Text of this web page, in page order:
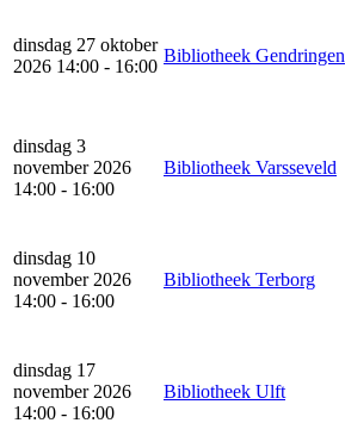
dinsdag 27 oktober
2026 14:00 - 16:00
Bibliotheek Gendringen
dinsdag 3
november 2026
14:00 - 16:00
Bibliotheek Varsseveld
dinsdag 10
november 2026
14:00 - 16:00
Bibliotheek Terborg
dinsdag 17
november 2026
14:00 - 16:00
Bibliotheek Ulft